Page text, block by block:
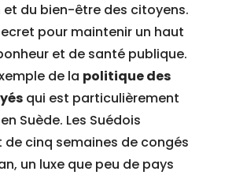
et du bien-être des citoyens.
pour maintenir un haut
et de santé publique.
de la politique des
qui est particulièrement
Suède. Les Suédois
de cinq semaines de congés
un luxe que peu de pays